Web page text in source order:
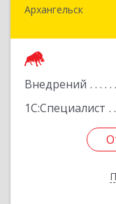
Архангельск
Внедрений
1С:Специалист
163000,